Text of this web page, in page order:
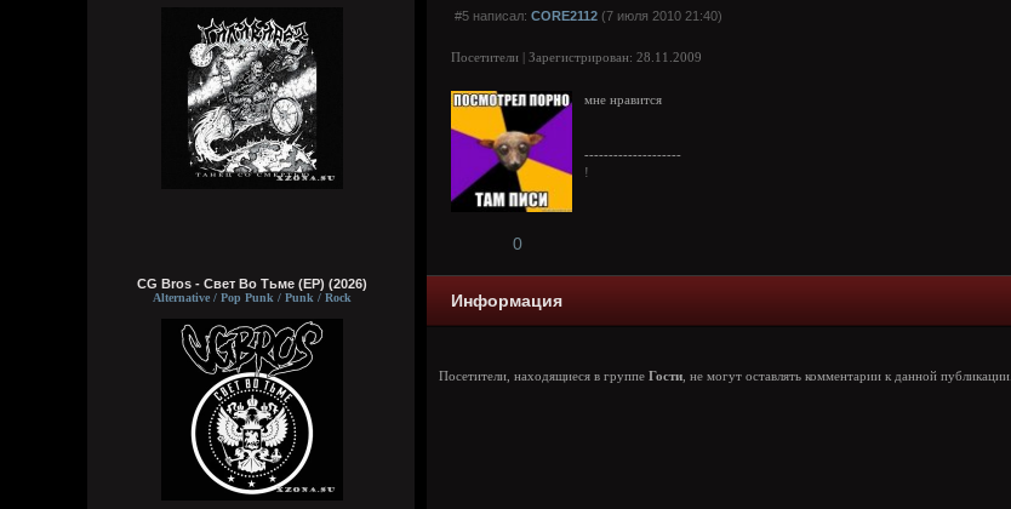
CG Bros - Свет Во Тьме (EP) (2026)
Alternative / Pop Punk / Punk / Rock
#5 написал: CORE2112 (7 июля 2010 21:40)
Посетители | Зарегистрирован: 28.11.2009
мне нравится
--------------------
!
0
Информация
Посетители, находящиеся в группе Гости , не могут оставлять комментарии к данной публикации.